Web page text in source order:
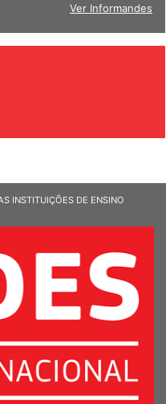
Ver Informandes
INSTITUIÇÕES DE ENSINO